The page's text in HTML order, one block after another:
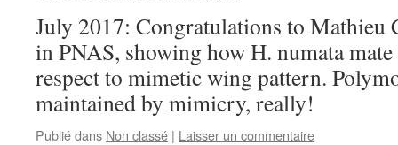
July 2017: Congratulations to Mathieu
in PNAS, showing how H. numata
respect to mimetic wing pattern.
maintained by mimicry, really!
Publié dans Non classé | Laisser un commentaire